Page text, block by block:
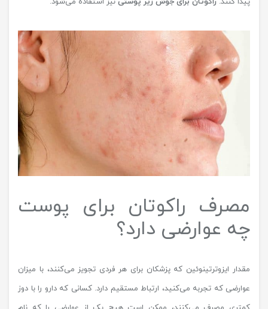
مصرف راکوتان برای پوست
چه عوارضی دارد؟
مقدار ایزوترتینوئین که پزشکان برای هر فردی تجویز می‌کنند، با میزان
عوارضی که تجربه می‌کنید، ارتباط مستقیم دارد. کسانی که دارو را با دوز